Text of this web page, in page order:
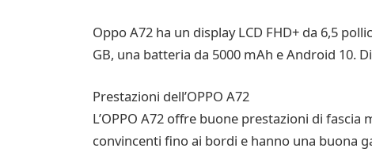
Oppo A72 ha un display LCD FHD+ da 6,5
GB, una batteria da 5000 mAh e Android 10.
Prestazioni dell’OPPO A72
L’OPPO A72 offre buone prestazioni di
convincenti fino ai bordi e hanno una buona